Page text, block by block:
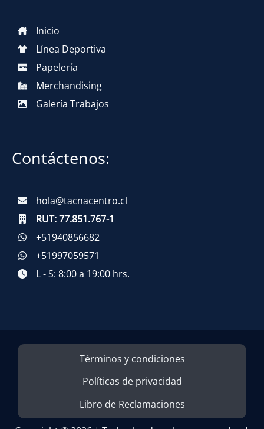
Inicio
Línea Deportiva
Papelería
Merchandising
Galería Trabajos
Contáctenos:
hola@tacnacentro.cl
RUT:77.851.767-1
+51940856682
+51997059571
L - S: 8:00 a 19:00 hrs.
Términos y condiciones
Políticas de privacidad
Libro de Reclamaciones